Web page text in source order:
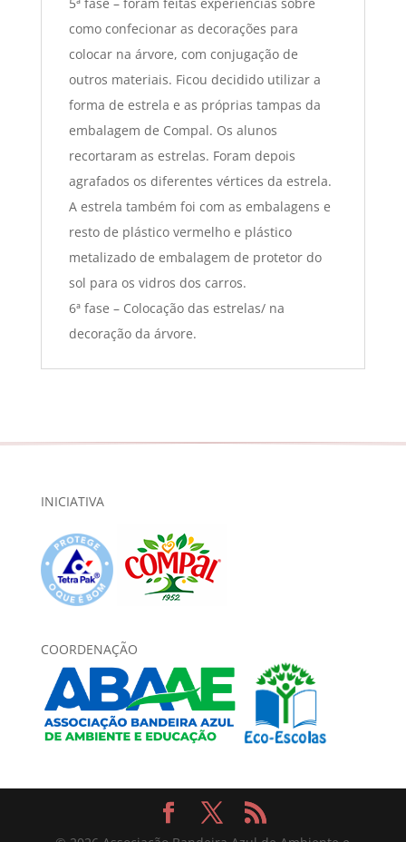
como confecionar as decorações para
colocar na árvore, com conjugação de
outros materiais. Ficou decidido utilizar a
forma de estrela e as próprias tampas da
embalagem de Compal. Os alunos
recortaram as estrelas. Foram depois
agrafados os diferentes vértices da estrela.
A estrela também foi com as embalagens e
resto de plástico vermelho e plástico
metalizado de embalagem de protetor do
sol para os vidros dos carros.
6ª fase – Colocação das estrelas/ na
decoração da árvore.
INICIATIVA
COORDENAÇÃO